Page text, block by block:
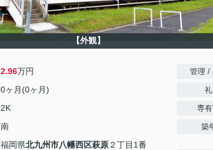
【外観】
2.96万円
0ヶ月(0ヶ月)
2K
南
福岡県北九州市八幡西区萩原２丁目1番
管理 /
専
築